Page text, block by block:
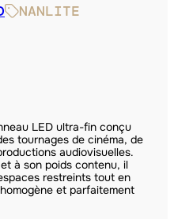
NANLITE
LED ultra-fin conçu
tournages de cinéma, de
audiovisuelles.
à son poids contenu, il
restreints tout en
et parfaitement